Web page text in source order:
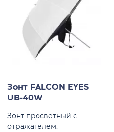
Зонт FALCON EYES
UB-40W
Зонт просветный с
отражателем.